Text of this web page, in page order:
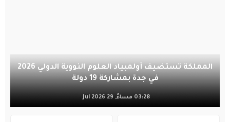
المملكة تستضيف أولمبياد العلوم النووية الدولي 2026
في جدة بمشاركة 19 دولة
03:28 مساءً, 29 Jul 2026